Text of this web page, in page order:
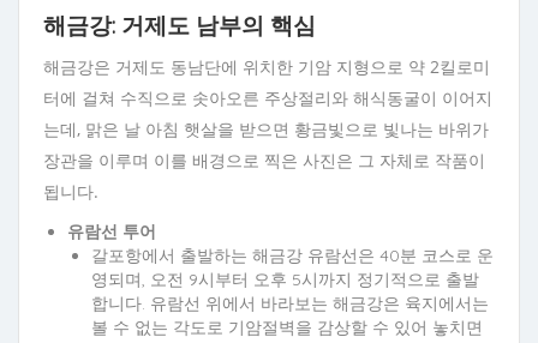
해금강: 거제도 남부의 핵심
해금강은 거제도 동남단에 위치한 기암 지형으로 약 2킬로미
터에 걸쳐 수직으로 솟아오른 주상절리와 해식동굴이 이어지
는데, 맑은 날 아침 햇살을 받으면 황금빛으로 빛나는 바위가
장관을 이루며 이를 배경으로 찍은 사진은 그 자체로 작품이
됩니다.
유람선 투어
갈포항에서 출발하는 해금강 유람선은 40분 코스로 운
영되며, 오전 9시부터 오후 5시까지 정기적으로 출발
합니다. 유람선 위에서 바라보는 해금강은 육지에서는
볼 수 없는 각도로 기암절벽을 감상할 수 있어 놓치면